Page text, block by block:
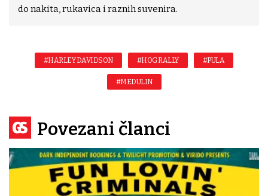
do nakita, rukavica i raznih suvenira.
#HARLEY DAVIDSON #HOG RALLY #PULA
#MEDULIN
Povezani članci